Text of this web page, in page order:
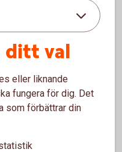
meddelande i
ditt val
eller liknande
fungera för dig. Det
som förbättrar din